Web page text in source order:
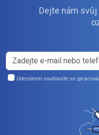
Dejte nám
Odesláním souhlasíte se